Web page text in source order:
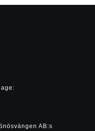
AB:s